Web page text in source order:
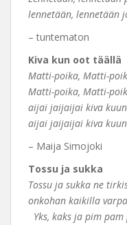
lennetään, lennetään
– tuntematon
Kiva kun oot täällä
Matti-poika, Matti-
Matti-poika, Matti-
aijai jaijaijai kiva
aijai jaijaijai kiva
– Maija Simojoki
Tossu ja sukka
Tossu ja sukka ne
onkohan kaikilla
Yks, kaks ja pim pam